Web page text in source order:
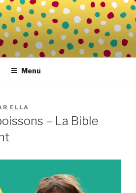
quotidien
Menu
ELLA
– La Bible